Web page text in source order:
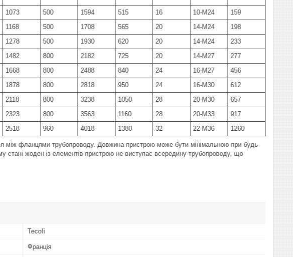
1073 500 1594 515 16 10-M24
159
1168 500 1708 565 20 14-M24
198
1278 500 1930 620 20 14-M24
233
1482 800 2182 725 20 14-M27
277
1668 800 2488 840 24 16-M27
456
1878 800 2818 950 24 16-M30
612
2118 800 3238 1050 28 20-M30
657
2323 800 3563 1160 28 20-M33
917
2518 960 4018 1380 32 22-M36 1260
між фланцями трубопроводу. Довжина пристрою може бути мінімальною при будь-
стані жоден із елементів пристрою не виступає всередину трубопроводу, що
Tecofi
Франція